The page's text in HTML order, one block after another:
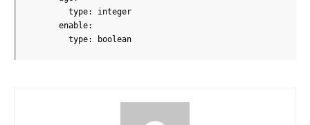
        type: integer
      enable:
        type: boolean